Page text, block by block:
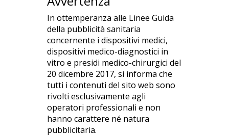
L'app Oticon Companion consente
un controllo semplice e discreto
dei propri apparecchi acustici. È
inoltre possibile ritrovare gli
apparecchi acustici in caso di
smarrimento, consultare il proprio
audioprotesista a distanza e
monitorare i progressi nell'utilizzo
degli apparecchi.
Esplora l'app Oticon Companion
In ottemperanza alle Linee Guida
della pubblicità sanitaria
concernente i dispositivi medici,
dispositivi medico-diagnostici in
vitro e presidi medico-chirurgici del
20 dicembre 2017, si informa che
tutti i contenuti del sito web sono
rivolti esclusivamente agli
operatori professionali e non
hanno carattere né natura
pubblicitaria.